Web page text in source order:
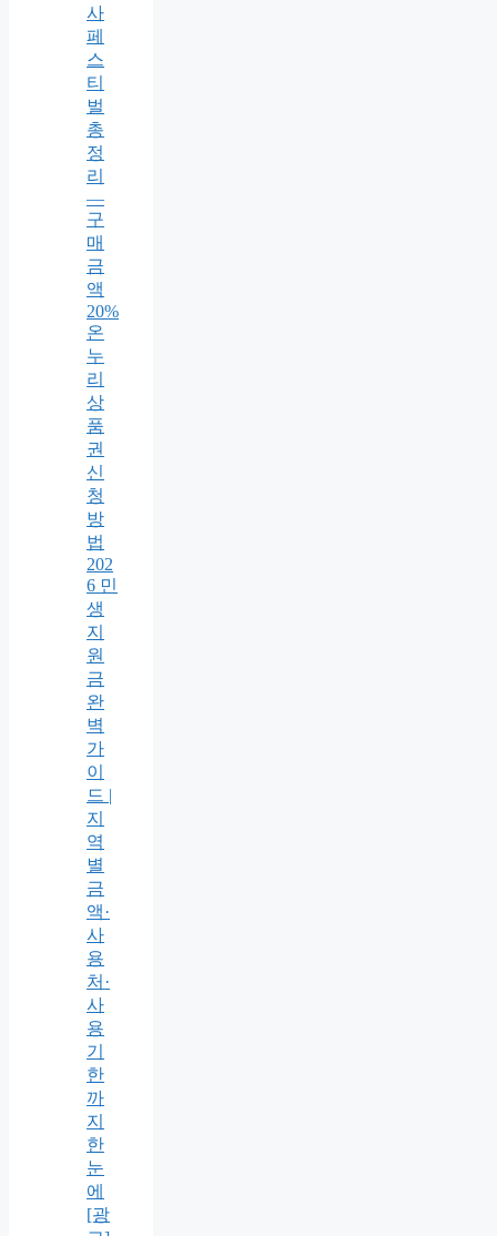
사
페
스
티
벌
총
정
리
—
구
매
금
액
20%
온
누
리
상
품
권
신
청
방
법
202
6 민
생
지
원
금
완
벽
가
이
드 |
지
역
별
금
액·
사
용
처·
사
용
기
한
까
지
한
눈
에
[광